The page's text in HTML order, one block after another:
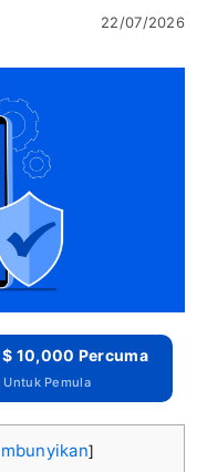
22/07/2026
10,000 Percuma
Untuk Pemula
]